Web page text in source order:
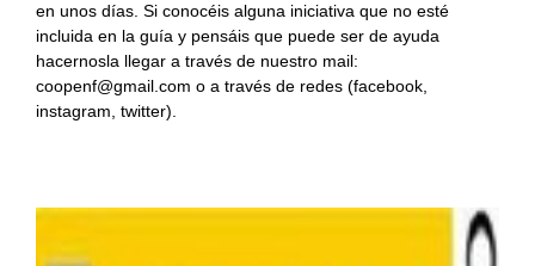
recursos
y
voluntariados
en unos días. Si conocéis alguna iniciativa que no esté
incluida en la guía y pensáis que puede ser de ayuda
hacernosla llegar a través de nuestro mail:
coopenf@gmail.com o a través de redes (facebook,
instagram, twitter).